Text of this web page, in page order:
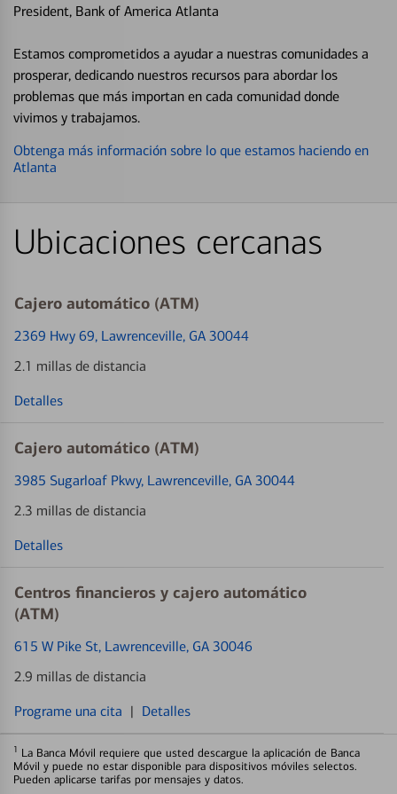
President, Bank of America Atlanta
Estamos comprometidos a ayudar a nuestras comunidades a
prosperar, dedicando nuestros recursos para abordar los
problemas que más importan en cada comunidad donde
vivimos y trabajamos.
Obtenga más información sobre lo que estamos haciendo en
Atlanta
Ubicaciones cercanas
Cajero automático (ATM)
2369 Hwy 69, Lawrenceville, GA 30044
2.1 millas de distancia
Detalles
Cajero automático (ATM)
3985 Sugarloaf Pkwy, Lawrenceville, GA 30044
2.3 millas de distancia
Detalles
Centros financieros y cajero automático
(ATM)
615 W Pike St, Lawrenceville, GA 30046
2.9 millas de distancia
Programe una cita | Detalles
1 La Banca Móvil requiere que usted descargue la aplicación de Banca
Móvil y puede no estar disponible para dispositivos móviles selectos.
Pueden aplicarse tarifas por mensajes y datos.